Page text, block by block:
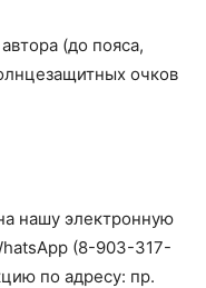
(до пояса,
очков
нашу электронную
(8-903-317-
по адресу: пр.